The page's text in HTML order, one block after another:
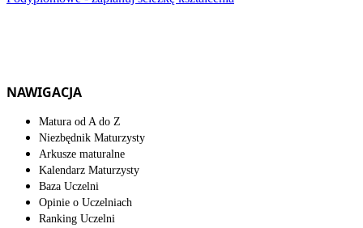
NAWIGACJA
Matura od A do Z
Niezbędnik Maturzysty
Arkusze maturalne
Kalendarz Maturzysty
Baza Uczelni
Opinie o Uczelniach
Ranking Uczelni